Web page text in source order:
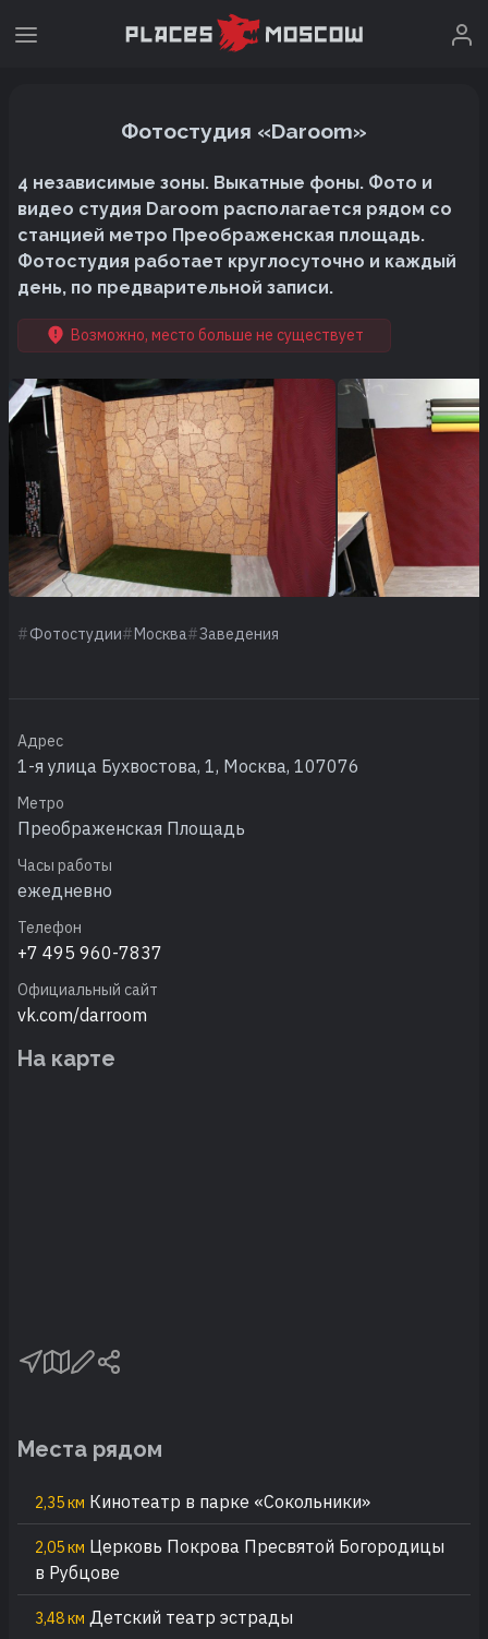
Фотостудия «Daroom»
4 независимые зоны. Выкатные фоны. Фото и
видео студия Daroom располагается рядом со
станцией метро Преображенская площадь.
Фотостудия работает круглосуточно и каждый
день, по предварительной записи.
Возможно, место больше не существует
Фотостудии Москва Заведения
Адрес
1-я улица Бухвостова, 1, Москва, 107076
Метро
Преображенская Площадь
Часы работы
ежедневно
Телефон
+7 495 960-7837
Официальный сайт
vk.com/darroom
На карте
Места рядом
2,35 км Кинотеатр в парке «Сокольники»
2,05 км Церковь Покрова Пресвятой Богородицы
в Рубцове
3,48 км Детский театр эстрады